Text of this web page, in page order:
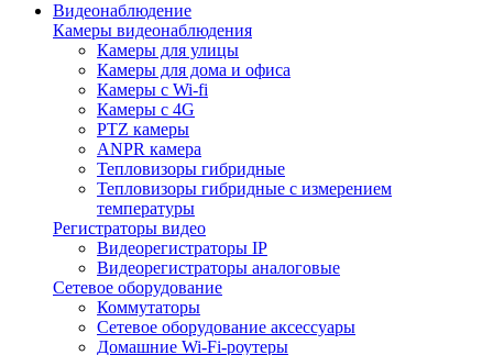
Видеонаблюдение
Камеры видеонаблюдения
Камеры для улицы
Камеры для дома и офиса
Камеры с Wi-fi
Камеры с 4G
PTZ камеры
ANPR камера
Тепловизоры гибридные
Тепловизоры гибридные c измерением
температуры
Регистраторы видео
Видеорегистраторы IP
Видеорегистраторы аналоговые
Сетевое оборудование
Коммутаторы
Сетевое оборудование аксессуары
Домашние Wi-Fi-роутеры